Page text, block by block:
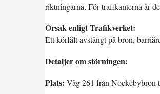
riktningarna. För trafikanterna är
Orsak enligt Trafikverket:
Ett körfält avstängt på bron,
Detaljer om störningen:
Plats: Väg 261 från Nockebybron